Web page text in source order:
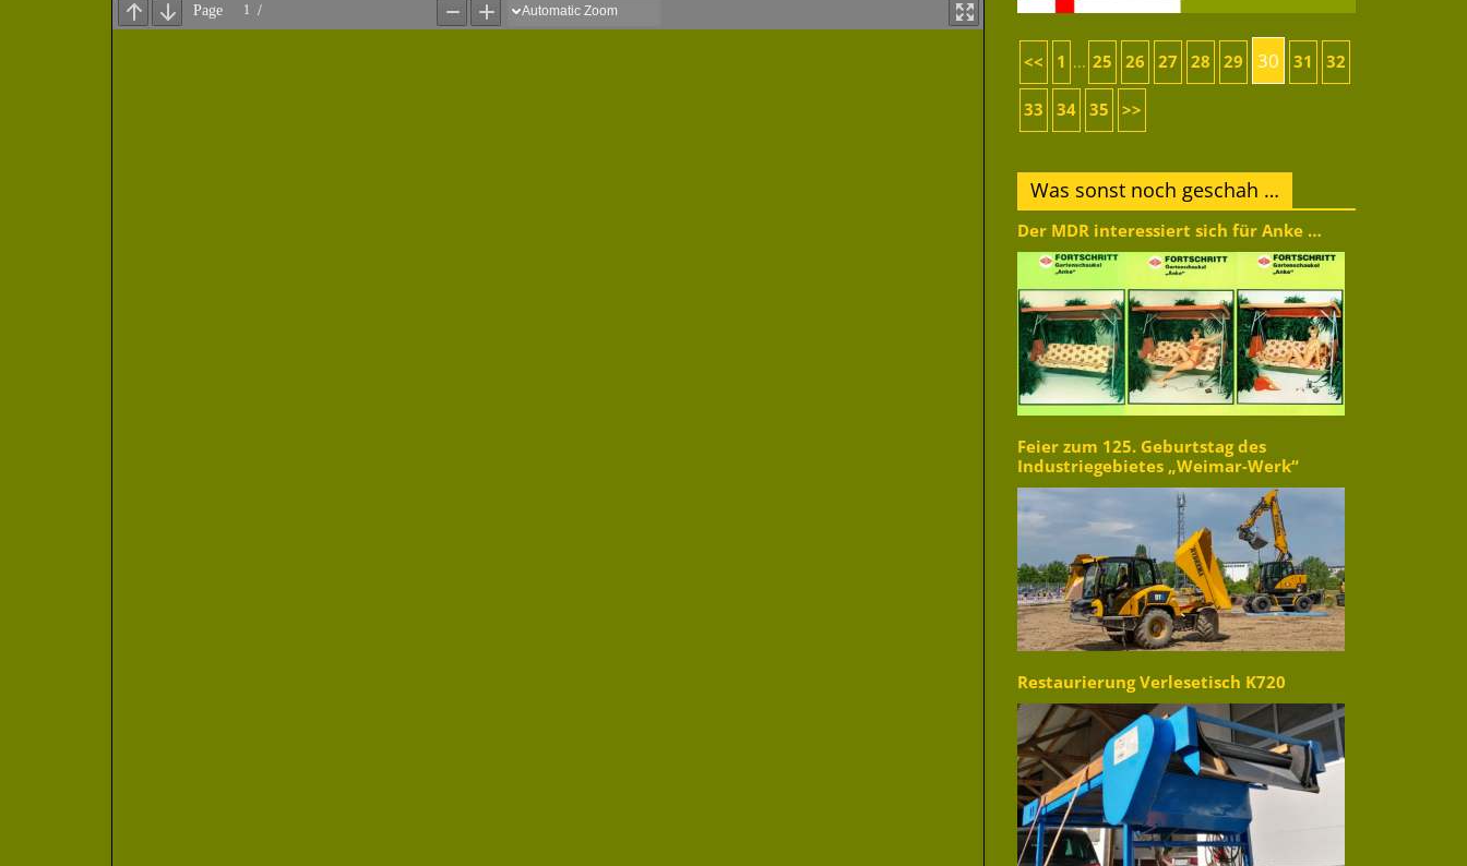
<< 1 ... 25 26 27 28 29 30 31 32
33 34 35 >>
Was sonst noch geschah …
Der MDR interessiert sich für Anke …
Feier zum 125. Geburtstag des
Industriegebietes „Weimar-Werk“
Restaurierung Verlesetisch K720